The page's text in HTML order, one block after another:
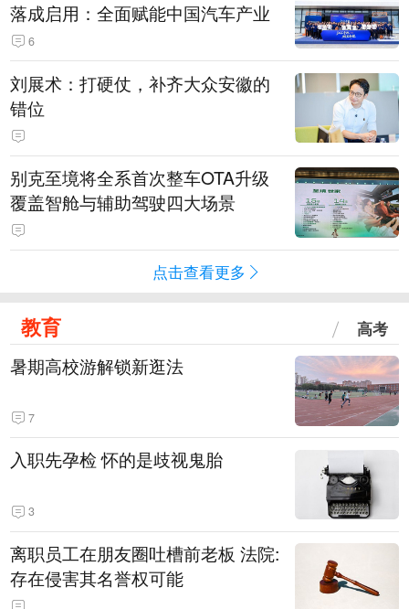
落成启用：全面赋能中国汽车产业
6
刘展术：打硬仗，补齐大众安徽的
错位
别克至境将全系首次整车OTA升级
覆盖智舱与辅助驾驶四大场景
点击查看更多
教育 高考
暑期高校游解锁新逛法
7
入职先孕检 怀的是歧视鬼胎
3
离职员工在朋友圈吐槽前老板 法院:
存在侵害其名誉权可能